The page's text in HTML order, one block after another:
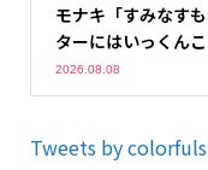
モナキ「すみなす
ターにはいっくん
2026.08.08
Tweets by